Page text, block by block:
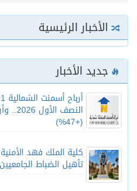
الأخبار الرئيسية
جديد الأخبار
(+47%)
كلية الملك فهد الأمنية
تأهيل الضباط الجامعيين الـ56